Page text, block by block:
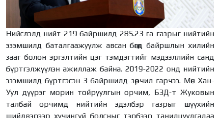
Нийслэлд нийт 219 байршилд 285.23 га газрыг нийтийн
эзэмшилд баталгаажуулж авсан бөгөөд байршлын хилийн
зааг болон эргэлтийн цэг тэмдэгтийг мэдээллийн санд
бүртгэлжүүлэн ажиллаж байна. 2019-2022 онд нийтийн
эзэмшилд бүртгэсэн 3 байршилд зөрчил гарчээ. Мөн Хан-
Уул дүүрэг морин тойруулгын орчим, БЗД-т Жуковын
талбай орчимд нийтийн эдэлбэр газрыг шүүхийн
шийдвэрээр хүчингүй болсныг тэрбээр танилцуулгадаа